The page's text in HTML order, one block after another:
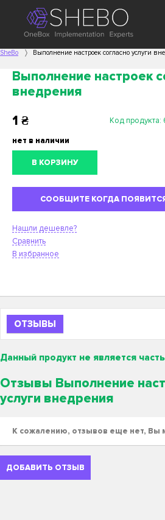
SheBo Выполнение настроек согласно услуги
Выполнение настроек
внедрения
1 ₴ Код продукта:
нет в наличии
В КОРЗИНУ
СООБЩИТЕ КОГДА
Нашли дешевле?
Сравнить
В избранное
ОТЗЫВЫ
Данный продукт не является
Отзывы Выполнение
услуги внедрения
К сожалению, отзывов еще нет, Вы
ДОБАВИТЬ ОТЗЫВ